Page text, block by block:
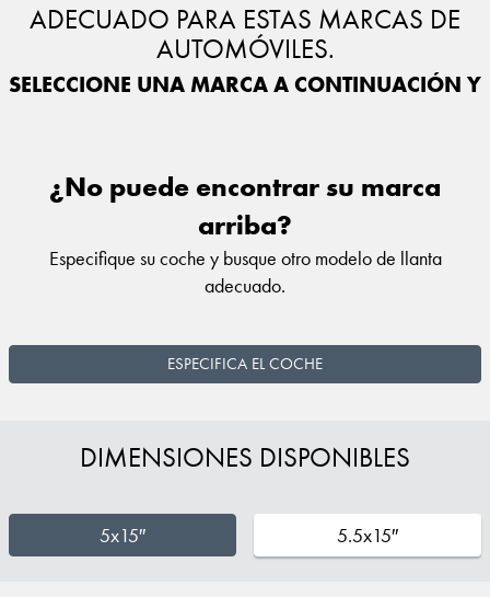
ADECUADO PARA ESTAS MARCAS DE
AUTOMÓVILES.
SELECCIONE UNA MARCA A CONTINUACIÓN Y
¿No puede encontrar su marca
arriba?
Especifique su coche y busque otro modelo de llanta
adecuado.
ESPECIFICA EL COCHE
DIMENSIONES DISPONIBLES
5x15″ 5.5x15″